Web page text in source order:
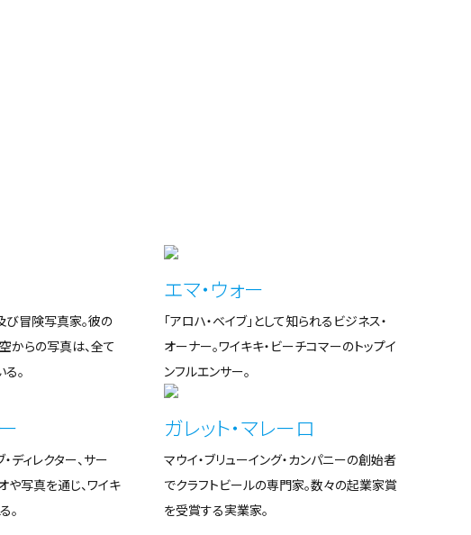
エリン・イーバラ
ハワイの「チョークボード・クイーン（黒板の女王）」
と呼ばれる。独学のアーティスト兼壁画作家。各階
のエレベーター周りの手書きのアートを担当。
ジョナサン・ロートメンシュ
ハワイで最もインスタ映えで知られる、ホテル内の
コーヒーショップ、ハワイアン・アロマ・カフェのオー
冒険写真家。彼の
からの写真は、全て
。
エマ・ウォー
「アロハ・ベイブ」として知られるビジネス・
オーナー。ワイキキ・ビーチコマーのトップイ
ンフルエンサー。
ディレクター、サー
や写真を通じ、ワイキ
。
ガレット・マレーロ
マウイ・ブリューイング・カンパニーの創始者
でクラフトビールの専門家。数々の起業家賞
を受賞する実業家。